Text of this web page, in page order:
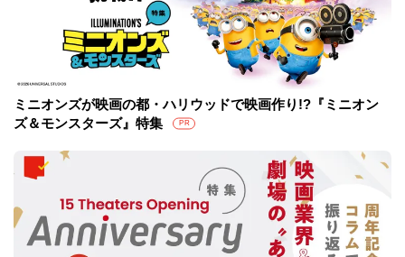
ミニオンズが映画の都・ハリウッドで映画作り!?『ミニオン
ズ＆モンスターズ』特集
PR